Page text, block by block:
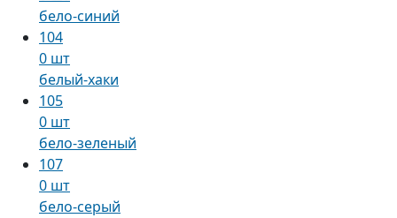
бело-синий
104
0 шт
белый-хаки
105
0 шт
бело-зеленый
107
0 шт
бело-серый